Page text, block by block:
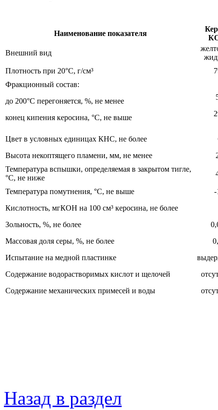
Наименование показателя
Внешний вид
Плотность при 20°С, г/см³
Фракционный состав:
до 200°С перегоняется, %, не менее
конец кипения керосина, °С, не выше
Цвет в условных единицах КНС, не более
Высота некоптящего пламени, мм, не менее
Температура вспышки, определяемая в закрытом тигле,
°С, не ниже
Температура помутнения, °С, не выше
-
Кислотность, мгКОН на 100 см³ керосина, не более
Зольность, %, не более
Массовая доля серы, %, не более
Испытание на медной пластинке
Содержание водорастворимых кислот и щелочей
Содержание механических примесей и воды
Назад в раздел